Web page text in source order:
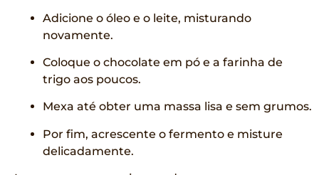
Adicione o óleo e o leite, misturando
novamente.
Coloque o chocolate em pó e a farinha de
trigo aos poucos.
Mexa até obter uma massa lisa e sem grumos.
Por fim, acrescente o fermento e misture
delicadamente.